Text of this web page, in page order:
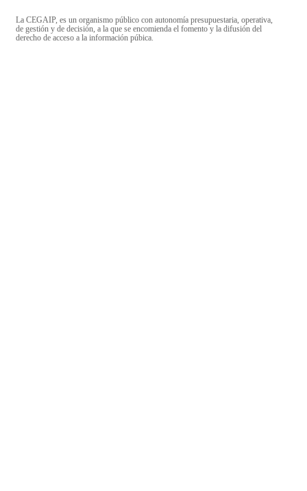
La CEGAIP, es un organismo público con autonomía presupuestaria, operativa,
de gestión y de decisión, a la que se encomienda el fomento y la difusión del
derecho de acceso a la información púbica.